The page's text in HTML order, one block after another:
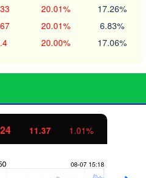
20.01% 17.26%
20.01% 6.83%
20.00% 17.06%
11.37 1.01%